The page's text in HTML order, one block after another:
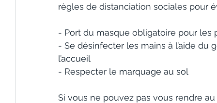
règles de distanciation sociales pour
- Port du masque obligatoire pour les
- Se désinfecter les mains à l’aide
l’accueil
- Respecter le marquage au sol
Si vous ne pouvez pas vous rendre